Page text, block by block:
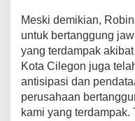
i
Meski demikian,
untuk bertanggung
yang terdampak
Kota Cilegon juga
antisipasi dan
perusahaan
kami yang